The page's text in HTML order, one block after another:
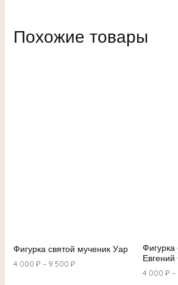
Похожие товары
Фигурка святой мученик Уар
4 000 ₽ – 9 500 ₽
Фигурка
Евгений
4 000 ₽ –